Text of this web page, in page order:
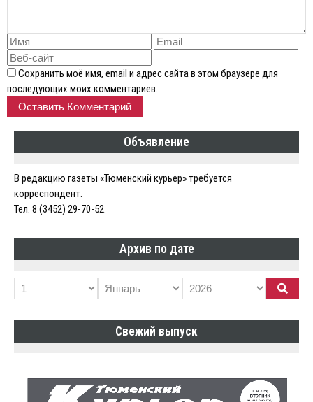
Сохранить моё имя, email и адрес сайта в этом браузере для
последующих моих комментариев.
Объявление
В редакцию газеты «Тюменский курьер» требуется
корреспондент.
Тел. 8 (3452) 29-70-52.
Архив по дате
Свежий выпуск